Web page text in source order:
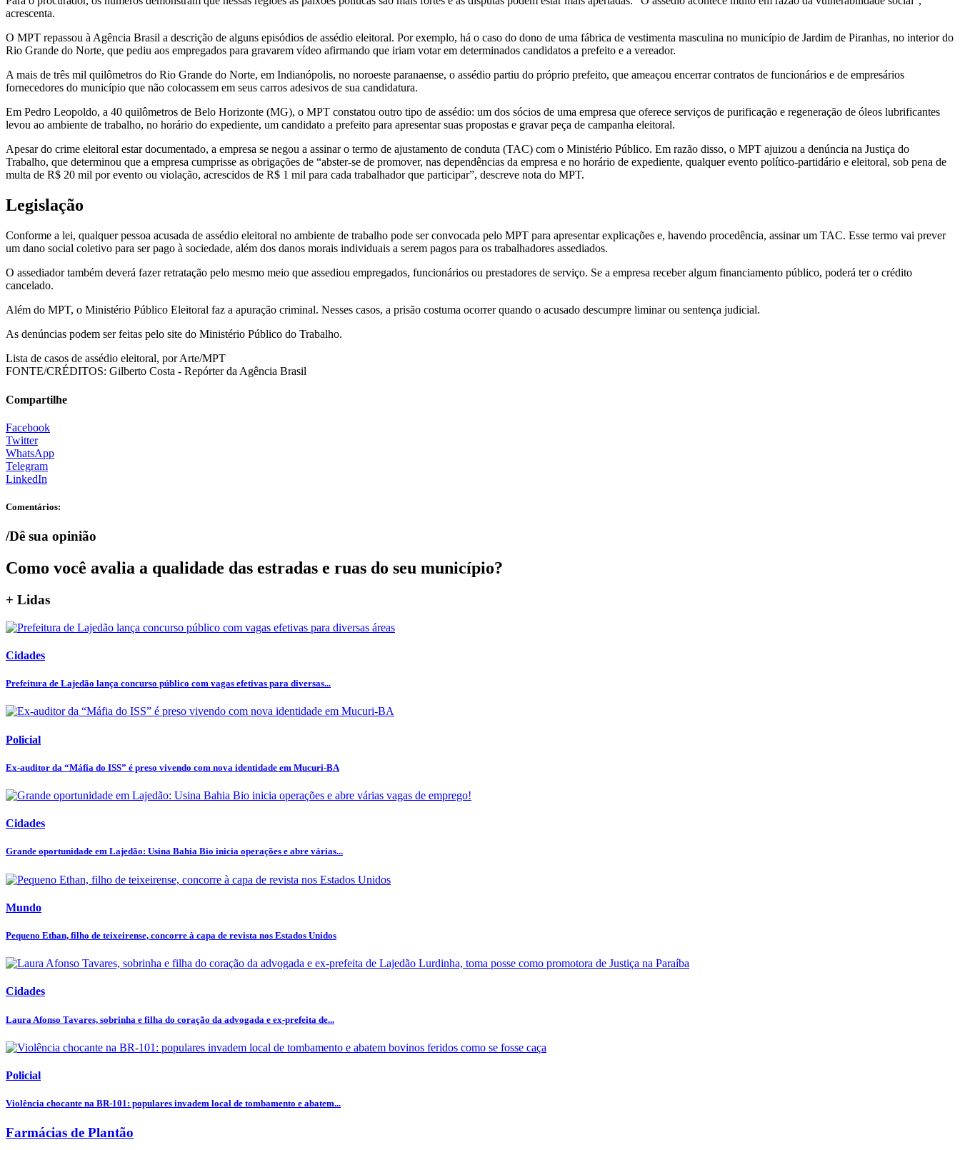
acrescenta.
O MPT repassou à Agência Brasil a descrição de alguns episódios de assédio eleitoral. Por exemplo, há o caso do dono de uma fábrica de vestimenta masculina no município de Jardim de Piranhas, no interior do
Rio Grande do Norte, que pediu aos empregados para gravarem vídeo afirmando que iriam votar em determinados candidatos a prefeito e a vereador.
A mais de três mil quilômetros do Rio Grande do Norte, em Indianópolis, no noroeste paranaense, o assédio partiu do próprio prefeito, que ameaçou encerrar contratos de funcionários e de empresários
fornecedores do município que não colocassem em seus carros adesivos de sua candidatura.
Em Pedro Leopoldo, a 40 quilômetros de Belo Horizonte (MG), o MPT constatou outro tipo de assédio: um dos sócios de uma empresa que oferece serviços de purificação e regeneração de óleos lubrificantes
levou ao ambiente de trabalho, no horário do expediente, um candidato a prefeito para apresentar suas propostas e gravar peça de campanha eleitoral.
Apesar do crime eleitoral estar documentado, a empresa se negou a assinar o termo de ajustamento de conduta (TAC) com o Ministério Público. Em razão disso, o MPT ajuizou a denúncia na Justiça do
Trabalho, que determinou que a empresa cumprisse as obrigações de “abster-se de promover, nas dependências da empresa e no horário de expediente, qualquer evento político-partidário e eleitoral, sob pena de
multa de R$ 20 mil por evento ou violação, acrescidos de R$ 1 mil para cada trabalhador que participar”, descreve nota do MPT.
Legislação
Conforme a lei, qualquer pessoa acusada de assédio eleitoral no ambiente de trabalho pode ser convocada pelo MPT para apresentar explicações e, havendo procedência, assinar um TAC. Esse termo vai prever
um dano social coletivo para ser pago à sociedade, além dos danos morais individuais a serem pagos para os trabalhadores assediados.
O assediador também deverá fazer retratação pelo mesmo meio que assediou empregados, funcionários ou prestadores de serviço. Se a empresa receber algum financiamento público, poderá ter o crédito
cancelado.
Além do MPT, o Ministério Público Eleitoral faz a apuração criminal. Nesses casos, a prisão costuma ocorrer quando o acusado descumpre liminar ou sentença judicial.
As denúncias podem ser feitas pelo site do Ministério Público do Trabalho.
Lista de casos de assédio eleitoral, por Arte/MPT
FONTE/CRÉDITOS: Gilberto Costa - Repórter da Agência Brasil
Compartilhe
Facebook
Twitter
WhatsApp
Telegram
LinkedIn
Comentários:
/Dê sua opinião
Como você avalia a qualidade das estradas e ruas do seu município?
+ Lidas
Cidades
Prefeitura de Lajedão lança concurso público com vagas efetivas para diversas...
Policial
Ex-auditor da “Máfia do ISS” é preso vivendo com nova identidade em Mucuri-BA
Cidades
Grande oportunidade em Lajedão: Usina Bahia Bio inicia operações e abre várias...
Mundo
Pequeno Ethan, filho de teixeirense, concorre à capa de revista nos Estados Unidos
Cidades
Laura Afonso Tavares, sobrinha e filha do coração da advogada e ex-prefeita de...
Policial
Violência chocante na BR-101: populares invadem local de tombamento e abatem...
Farmácias de Plantão